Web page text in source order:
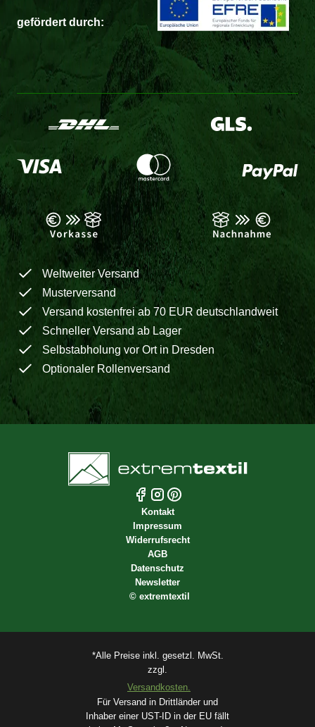
gefördert durch:
Weltweiter Versand
Musterversand
Versand kostenfrei ab 70 EUR deutschlandweit
Schneller Versand ab Lager
Selbstabholung vor Ort in Dresden
Optionaler Rollenversand
Kontakt
Impressum
Widerrufsrecht
AGB
Datenschutz
Newsletter
© extremtextil
*Alle Preise inkl. gesetzl. MwSt.
zzgl.
Versandkosten.
Für Versand in Drittländer und
Inhaber einer UST-ID in der EU fällt